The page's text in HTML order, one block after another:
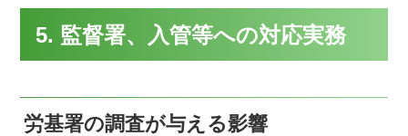
5. 監督署、入管等への対応実務
労基署の調査が与える影響